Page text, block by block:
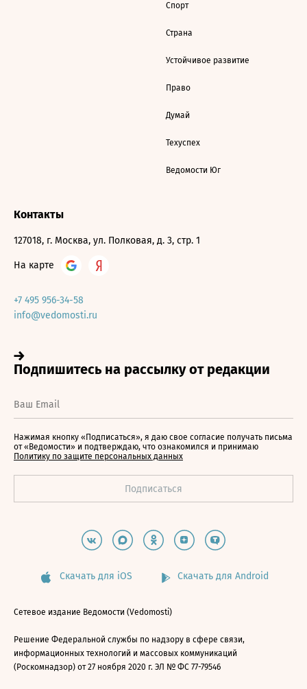
Спорт
Страна
Устойчивое развитие
Право
Думай
Техуспех
Ведомости Юг
Контакты
127018, г. Москва, ул. Полковая, д. 3, стр. 1
На карте
+7 495 956-34-58
info@vedomosti.ru
Нажимая кнопку «Подписаться», я даю свое согласие получать письма
от «Ведомости» и подтверждаю, что ознакомился и принимаю
Политику по защите персональных данных
Скачать для iOS Скачать для Android
Сетевое издание Ведомости (Vedomosti)
Решение Федеральной службы по надзору в сфере связи,
информационных технологий и массовых коммуникаций
(Роскомнадзор) от 27 ноября 2020 г. ЭЛ № ФС 77-79546